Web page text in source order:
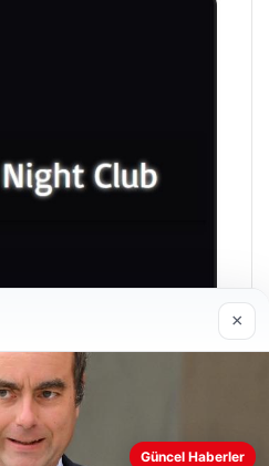
×
Güncel Haberler